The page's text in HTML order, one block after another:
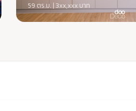
59 ตร.ม. | 3xx,xxx บาท